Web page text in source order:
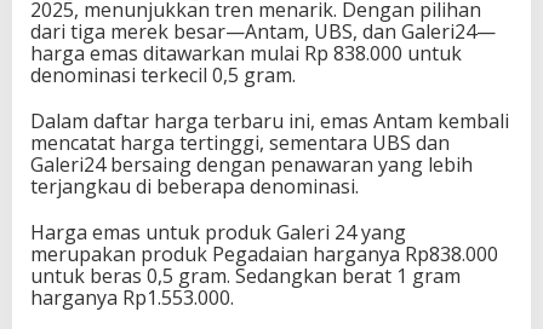
2025, menunjukkan tren menarik. Dengan pilihan
dari tiga merek besar—Antam, UBS, dan Galeri24—
harga emas ditawarkan mulai Rp 838.000 untuk
denominasi terkecil 0,5 gram.
Dalam daftar harga terbaru ini, emas Antam kembali
mencatat harga tertinggi, sementara UBS dan
Galeri24 bersaing dengan penawaran yang lebih
terjangkau di beberapa denominasi.
Harga emas untuk produk Galeri 24 yang
merupakan produk Pegadaian harganya Rp838.000
untuk beras 0,5 gram. Sedangkan berat 1 gram
harganya Rp1.553.000.